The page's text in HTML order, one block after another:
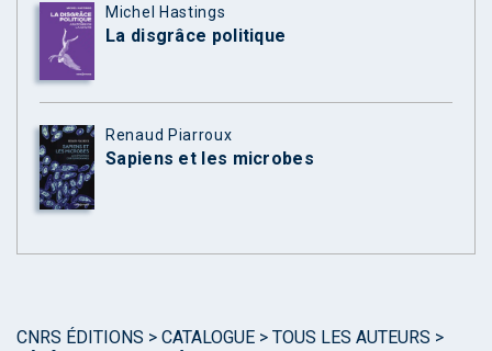
Michel Hastings
La disgrâce politique
Renaud Piarroux
Sapiens et les microbes
CNRS ÉDITIONS > CATALOGUE > TOUS LES AUTEURS >